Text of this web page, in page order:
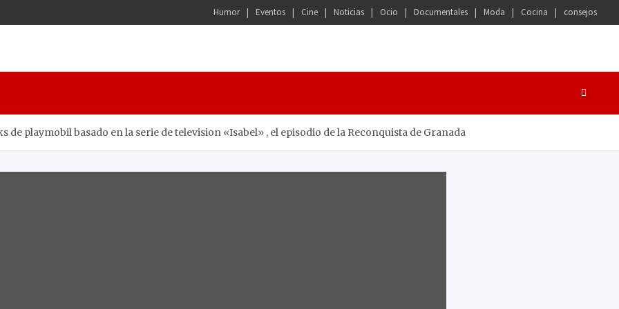
Humor Eventos Cine Noticias Ocio Documentales Moda Cocina consejos
de playmobil basado en la serie de television «Isabel» , el episodio de la Reconquista de Granada